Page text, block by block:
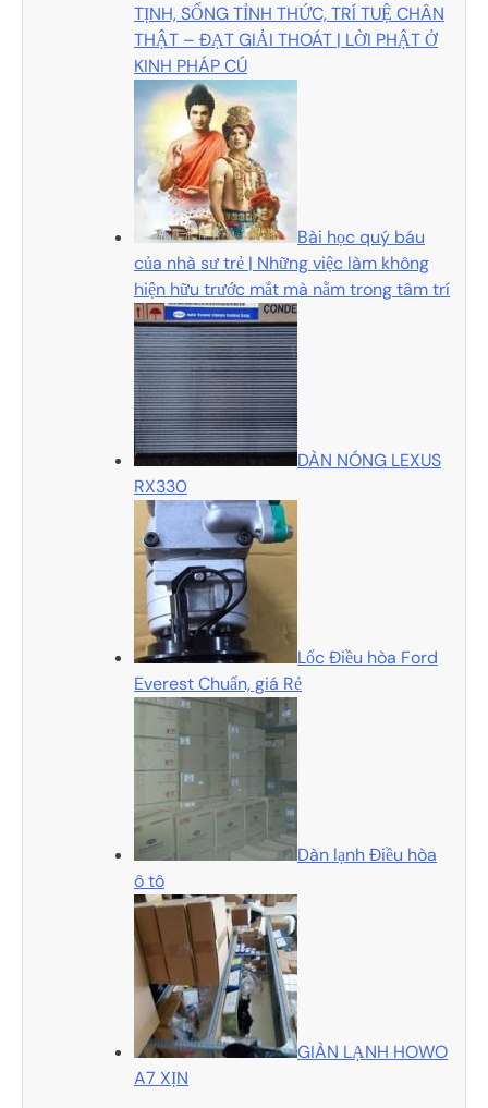
TỊNH, SỐNG TỈNH THỨC, TRÍ TUỆ CHÂN
THẬT – ĐẠT GIẢI THOÁT | LỜI PHẬT Ở
KINH PHÁP CÚ
Bài học quý báu
của nhà sư trẻ | Những việc làm không
hiện hữu trước mắt mà nằm trong tâm trí
DÀN NÓNG LEXUS
RX330
Lốc Điều hòa Ford
Everest Chuẩn, giá Rẻ
Dàn lạnh Điều hòa
ô tô
GIÀN LẠNH HOWO
A7 XỊN